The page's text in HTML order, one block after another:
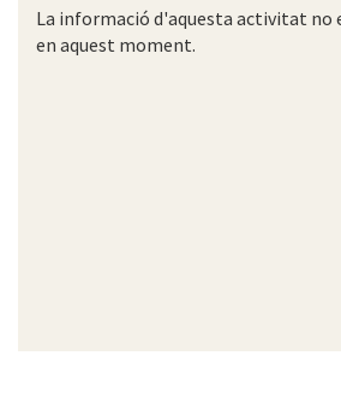
La informació d'aquesta activitat no
en aquest moment.